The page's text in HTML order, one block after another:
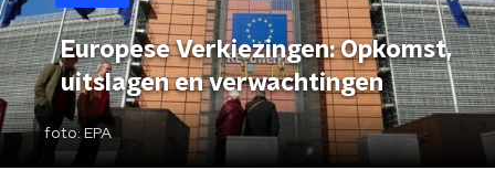
Europese Verkiezingen: Opkomst,
uitslagen en verwachtingen
foto: EPA